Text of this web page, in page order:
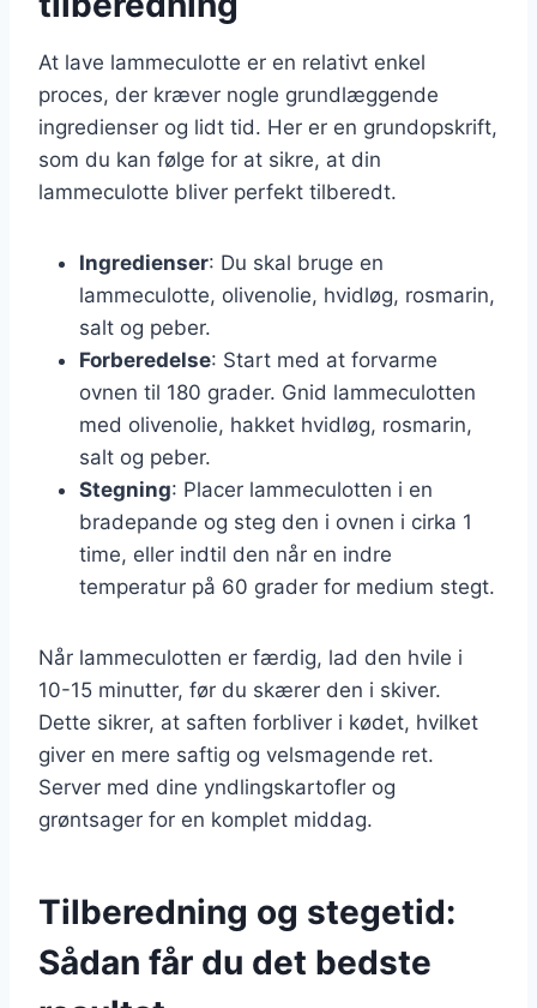
At lave lammeculotte er en relativt enkel
proces, der kræver nogle grundlæggende
ingredienser og lidt tid. Her er en grundopskrift,
som du kan følge for at sikre, at din
lammeculotte bliver perfekt tilberedt.
Ingredienser: Du skal bruge en
lammeculotte, olivenolie, hvidløg, rosmarin,
salt og peber.
Forberedelse: Start med at forvarme
ovnen til 180 grader. Gnid lammeculotten
med olivenolie, hakket hvidløg, rosmarin,
salt og peber.
Stegning: Placer lammeculotten i en
bradepande og steg den i ovnen i cirka 1
time, eller indtil den når en indre
temperatur på 60 grader for medium stegt.
Når lammeculotten er færdig, lad den hvile i
10-15 minutter, før du skærer den i skiver.
Dette sikrer, at saften forbliver i kødet, hvilket
giver en mere saftig og velsmagende ret.
Server med dine yndlingskartofler og
grøntsager for en komplet middag.
Tilberedning og stegetid:
Sådan får du det bedste